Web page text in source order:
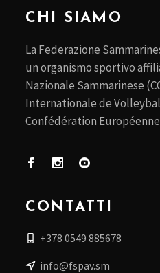
CHI SIAMO
La Federazione
un organismo sportivo
Nazionale Sammarinese
Internationale de
Confédération
CONTATTI
+378 0549 885678
info@fspav.sm